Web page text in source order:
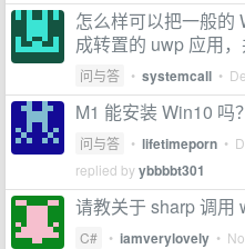
怎么样可以把一般的
成转置的 uwp 应用，
问与答 • systemcall •
M1 能安装 Win10 吗
问与答 • lifetimeporn •
replied byybbbbt301
请教关于 sharp 调用
C# • iamverylovely •